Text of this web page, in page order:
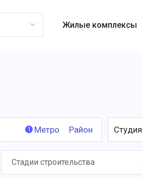
Жилые комплексы
1 Метро Район Студия
Стадии строительства